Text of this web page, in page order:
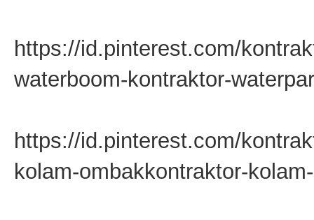
https://id.pinterest.com/
waterboom-kontraktor-
https://id.pinterest.com/
kolam-ombakkontraktor-